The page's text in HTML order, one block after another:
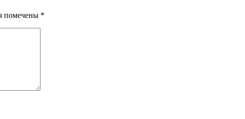
помечены *